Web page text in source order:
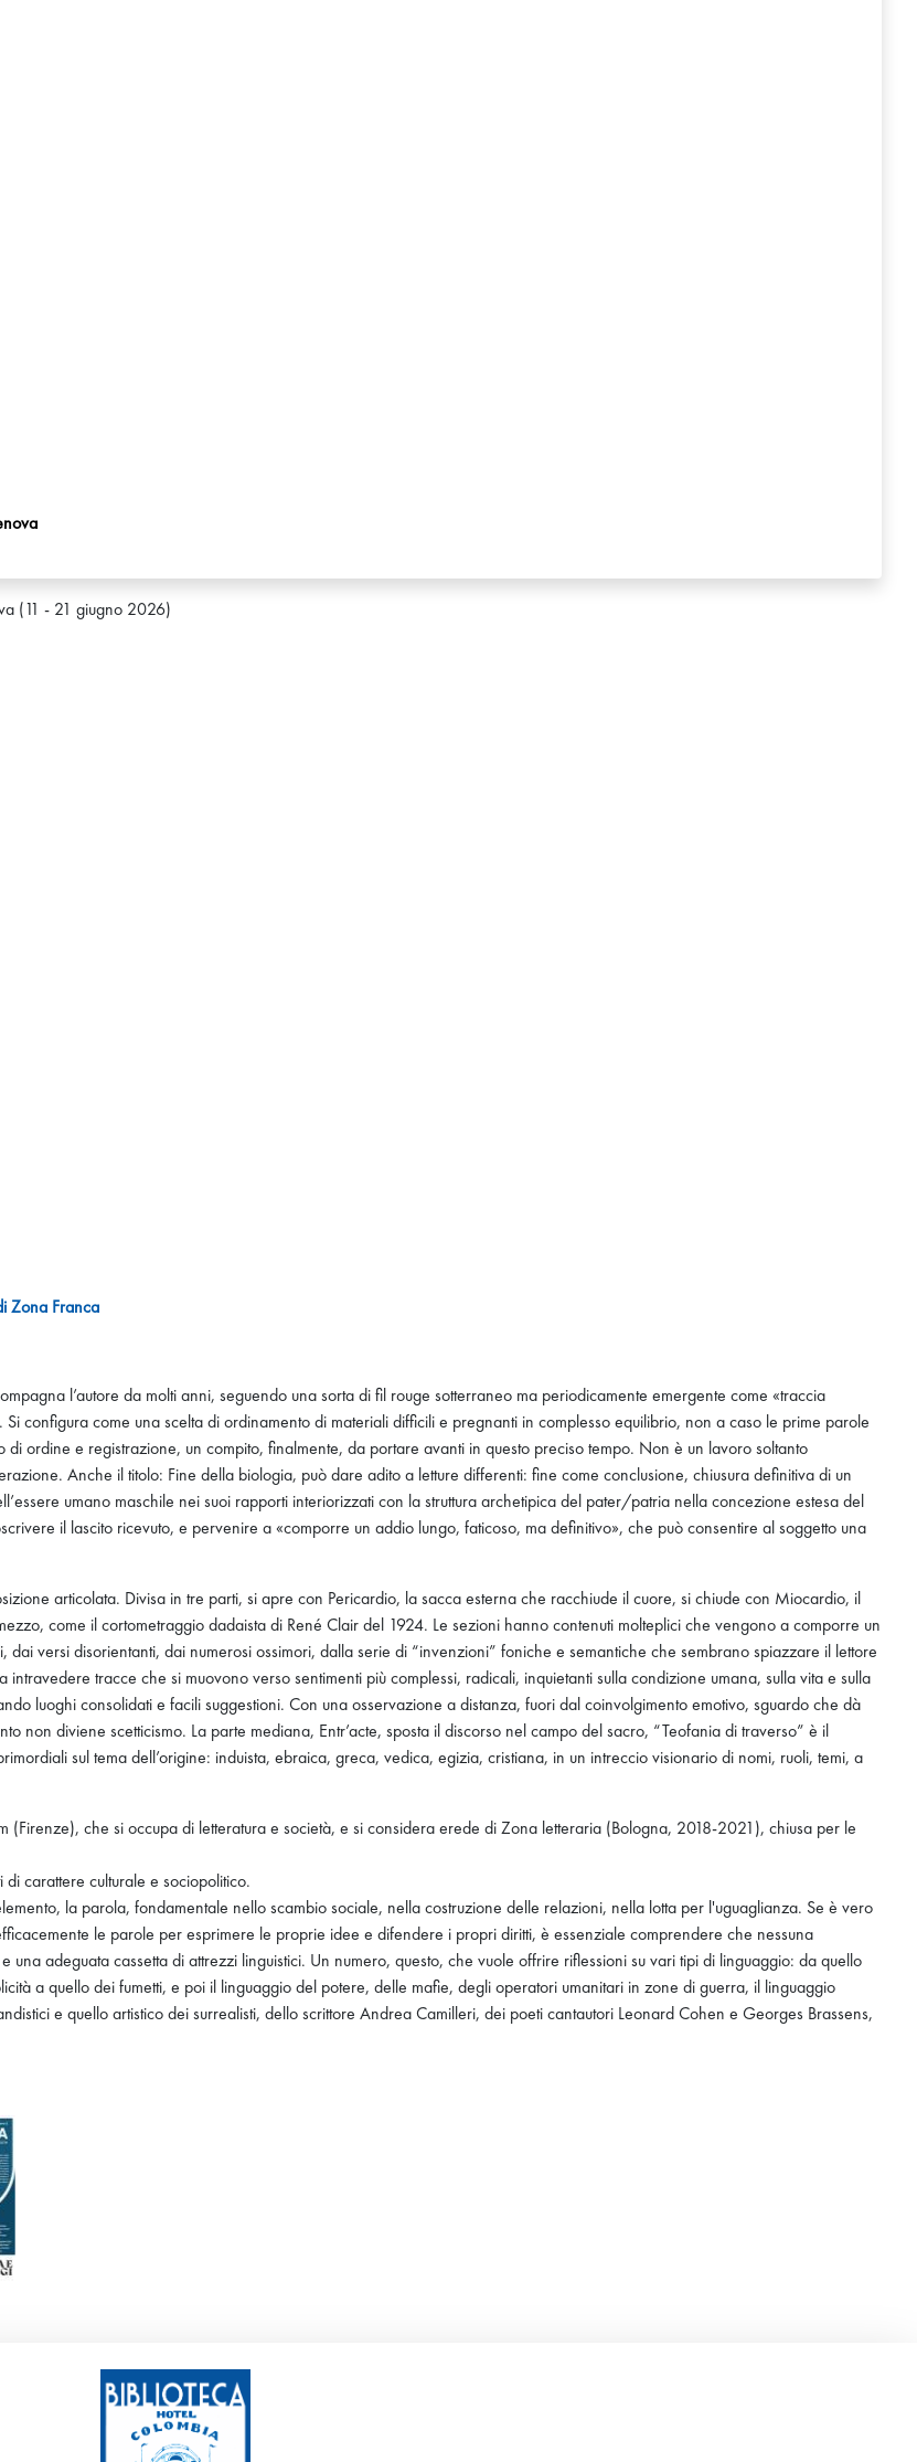
(11 - 21 giugno 2026)
Zona Franca
l’autore da molti anni, seguendo una sorta di fil rouge sotterraneo ma periodicamente emergente come «traccia
configura come una scelta di ordinamento di materiali difficili e pregnanti in complesso equilibrio, non a caso le prime parole
ordine e registrazione, un compito, finalmente, da portare avanti in questo preciso tempo. Non è un lavoro soltanto
Anche il titolo: Fine della biologia, può dare adito a letture differenti: fine come conclusione, chiusura definitiva di un
umano maschile nei suoi rapporti interiorizzati con la struttura archetipica del pater/patria nella concezione estesa del
il lascito ricevuto, e pervenire a «comporre un addio lungo, faticoso, ma definitivo», che può consentire al soggetto una
articolata. Divisa in tre parti, si apre con Pericardio, la sacca esterna che racchiude il cuore, si chiude con Miocardio, il
come il cortometraggio dadaista di René Clair del 1924. Le sezioni hanno contenuti molteplici che vengono a comporre un
versi disorientanti, dai numerosi ossimori, dalla serie di “invenzioni” foniche e semantiche che sembrano spiazzare il lettore
tracce che si muovono verso sentimenti più complessi, radicali, inquietanti sulla condizione umana, sulla vita e sulla
luoghi consolidati e facili suggestioni. Con una osservazione a distanza, fuori dal coinvolgimento emotivo, sguardo che dà
non diviene scetticismo. La parte mediana, Entr’acte, sposta il discorso nel campo del sacro, “Teofania di traverso” è il
sul tema dell’origine: induista, ebraica, greca, vedica, egizia, cristiana, in un intreccio visionario di nomi, ruoli, temi, a
che si occupa di letteratura e società, e si considera erede di Zona letteraria (Bologna, 2018-2021), chiusa per le
carattere culturale e sociopolitico.
la parola, fondamentale nello scambio sociale, nella costruzione delle relazioni, nella lotta per l'uguaglianza. Se è vero
le parole per esprimere le proprie idee e difendere i propri diritti, è essenziale comprendere che nessuna
adeguata cassetta di attrezzi linguistici. Un numero, questo, che vuole offrire riflessioni su vari tipi di linguaggio: da quello
a quello dei fumetti, e poi il linguaggio del potere, delle mafie, degli operatori umanitari in zone di guerra, il linguaggio
e quello artistico dei surrealisti, dello scrittore Andrea Camilleri, dei poeti cantautori Leonard Cohen e Georges Brassens,